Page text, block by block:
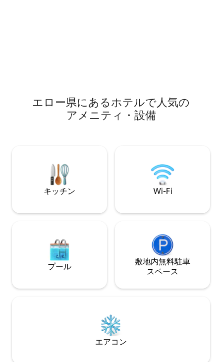
エロー県にあるホ⁠テ⁠ル⁠で人⁠気⁠の
ア⁠メ⁠ニ⁠テ⁠ィ⁠・設⁠備
キッチン Wi-Fi
プール
敷地内無料駐⁠車
ス⁠ペ⁠ー⁠ス
エアコン